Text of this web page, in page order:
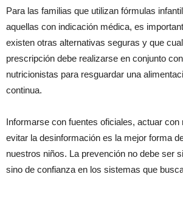
Para las familias que utilizan fórmulas
aquellas con indicación médica, es
existen otras alternativas seguras y que
prescripción debe realizarse en conjunto
nutricionistas para resguardar una
continua.
Informarse con fuentes oficiales, actuar con
evitar la desinformación es la mejor forma
nuestros niños. La prevención no debe ser
sino de confianza en los sistemas que